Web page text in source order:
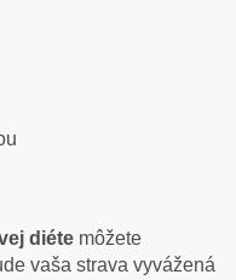
diéte môžete
vaša strava vyvážená